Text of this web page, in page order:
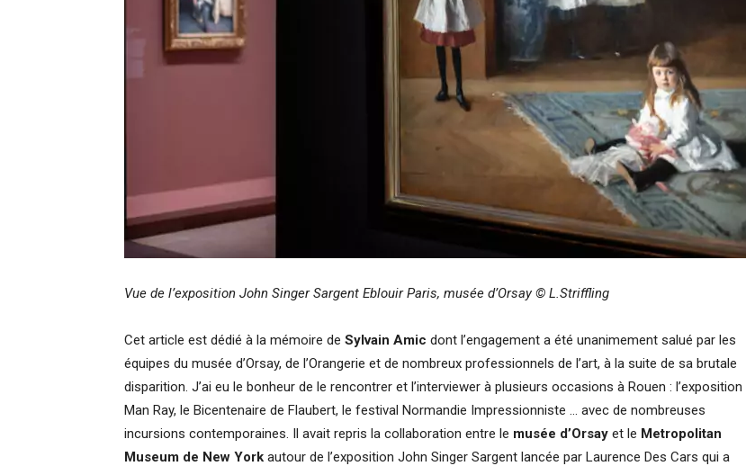
Vue de l’exposition John Singer Sargent Eblouir Paris, musée d’Orsay© L.Striffling
Cet article est dédié à la mémoire de Sylvain Amic dont l’engagement a été unanimement salué par les
équipes du musée d’Orsay, de l’Orangerie et de nombreux professionnels de l’art, à la suite de sa brutale
disparition. J’ai eu le bonheur de le rencontrer et l’interviewer à plusieurs occasions à Rouen : l’exposition
Man Ray, le Bicentenaire de Flaubert, le festival Normandie Impressionniste … avec de nombreuses
incursions contemporaines. Il avait repris la collaboration entre le musée d’Orsay et le Metropolitan
Museum de New York autour de l’exposition John Singer Sargent lancée par Laurence Des Cars qui a